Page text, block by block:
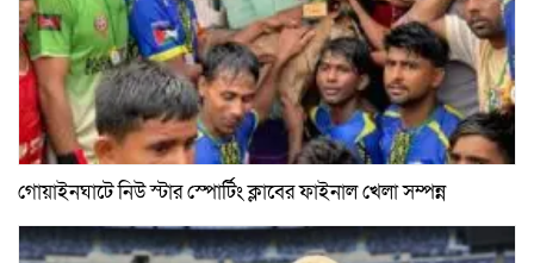
গোয়াইনঘাটে নিউ স্টার স্পোর্টিং ক্লাবের ফাইনাল খেলা সম্পন্ন